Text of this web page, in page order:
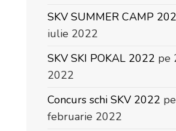
SKV SUMMER CAMP
iulie 2022
SKV SKI POKAL 2022 pe
2022
Concurs schi SKV 2022
februarie 2022